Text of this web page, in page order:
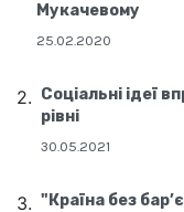
Мукачевому
25.02.2020
Соціальні ідеї
рівні
30.05.2021
"Країна без